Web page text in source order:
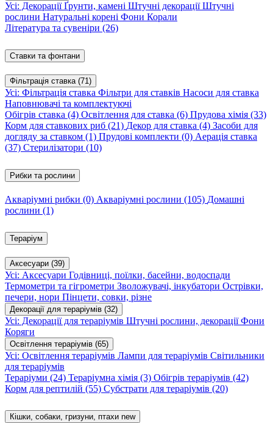
Усі: ДекораціїҐрунти, камені Штучні декораціїШтучні
рослини Натуральні корені Фони Корали
Література та сувеніри (26)
Ставки та фонтани
Фільтрація ставка (71)
Усі: Фільтрація ставка Фільтри для ставків Насоси для ставка
Наповнювачі та комплектуючі
Обігрів ставка (4) Освітлення для ставка (6) Прудова хімія (33)
Корм для ставкових риб (21) Декор для ставка (4) Засоби для
догляду за ставком (1) Прудові комплекти (0) Аерація ставка
(37) Стерилізатори (10)
Рибки та рослини
Акваріумні рибки (0) Акваріумні рослини (105) Домашні
рослини (1)
Тераріум
Аксесуари (39)
Усі: Аксесуари Годівниці, поїлки, басейни, водоспади
Термометри та гігрометри Зволожувачі, інкубатори Острівки,
печери, нори Пінцети, совки, різне
Декорації для тераріумів (32)
Усі: Декорації для тераріумів Штучні рослини, декораціїФони
Коряги
Освітлення тераріумів (65)
Усі: Освітлення тераріумів Лампи для тераріумів Світильники
для тераріумів
Тераріуми (24) Тераріумна хімія (3) Обігрів тераріумів (42)
Корм для рептилій (55) Субстрати для тераріумів (20)
Кішки, собаки, гризуни, птахи new